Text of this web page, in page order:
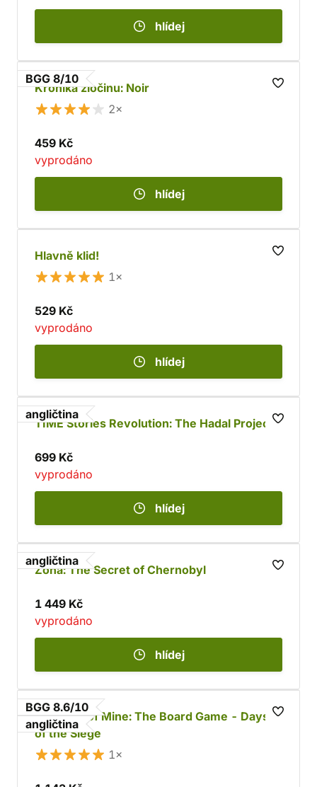
hlídej
BGG 8/10
Kronika zločinu: Noir
2×
459 Kč
vyprodáno
hlídej
Hlavně klid!
1×
529 Kč
vyprodáno
hlídej
angličtina
TIME Stories Revolution: The Hadal Project
699 Kč
vyprodáno
hlídej
angličtina
Zona: The Secret of Chernobyl
1 449 Kč
vyprodáno
hlídej
BGG 8.6/10
angličtina
This War of Mine: The Board Game - Days
of the Siege
1×